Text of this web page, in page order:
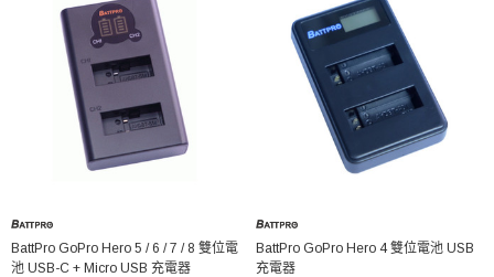
BattPro GoPro Hero 5 / 6 / 7 / 8 雙位電
池 USB-C + Micro USB 充電器
BattPro GoPro Hero 4 雙位電池 USB
充電器